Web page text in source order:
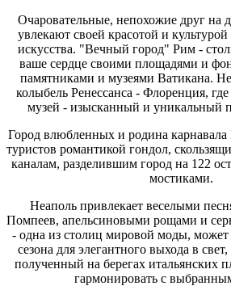
Очаровательные, непохожие друг на
увлекают своей красотой и
искусства. "Вечный город" Рим -
ваше сердце своими площадями и
памятниками и музеями Ватикана.
колыбель Ренессанса - Флоренция,
музей - изысканный и уникальный
Город влюбленных и родина карнавала
туристов романтикой гондол,
каналам, разделившим город на 122
мостиками.
Неаполь привлекает веселыми
Помпеев, апельсиновыми рощами и
- одна из столиц мировой моды,
сезона для элегантного выхода в
полученный на берегах итальянских
гармонировать с